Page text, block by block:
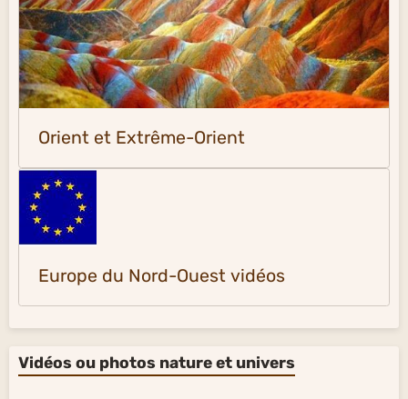
Orient et Extrême-Orient
Europe du Nord-Ouest vidéos
Vidéos ou photos nature et univers